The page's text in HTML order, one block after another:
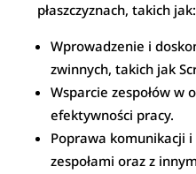
płaszczyznach, takich jak:
Wprowadzenie i
zwinnych, takich jak
Wsparcie zespołów w
efektywności pracy.
Poprawa komunikacji i
zespołami oraz z